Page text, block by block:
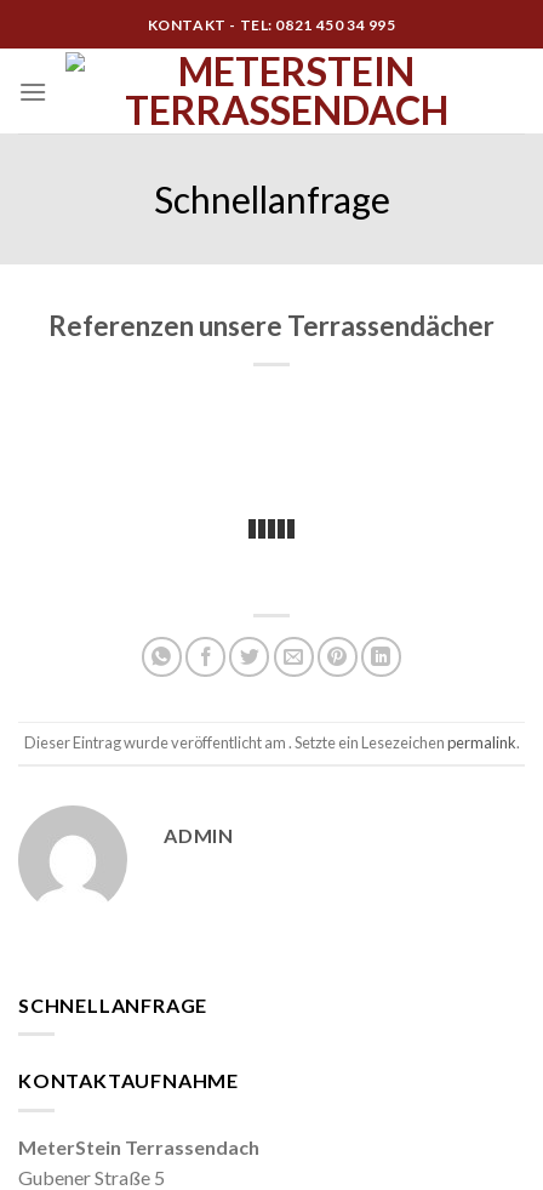
to
KONTAKT - TEL: 0821 450 34 995
Schnellanfrage
Referenzen unsere Terrassendächer
Dieser Eintrag wurde veröffentlicht am . Setzte ein Lesezeichenpermalink.
ADMIN
SCHNELLANFRAGE
KONTAKTAUFNAHME
MeterStein Terrassendach
Gubener Straße 5